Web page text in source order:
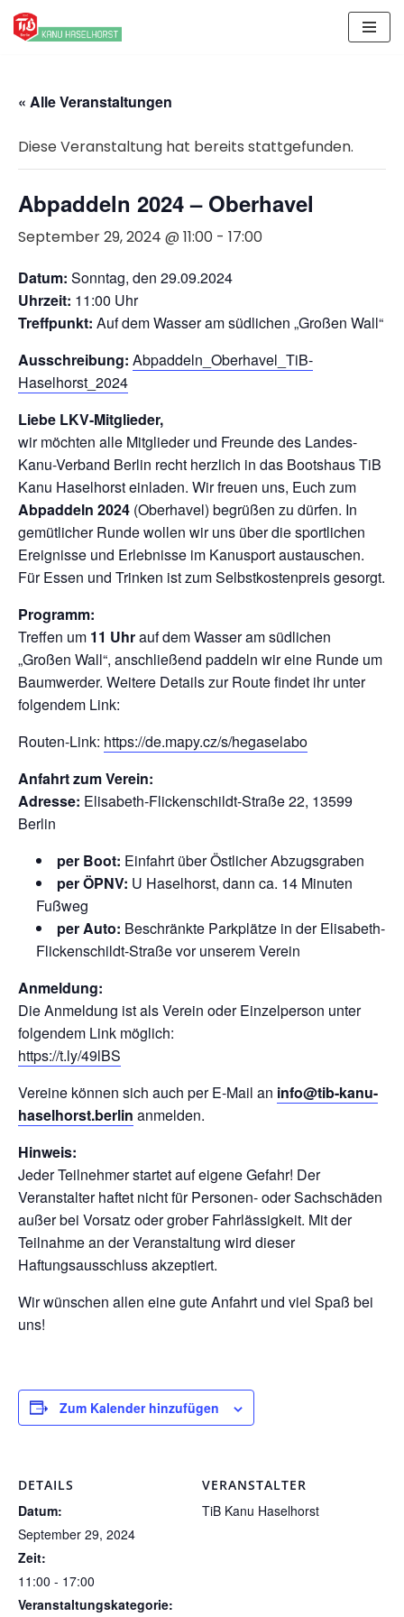
springen
« Alle Veranstaltungen
Diese Veranstaltung hat bereits stattgefunden.
Abpaddeln 2024 – Oberhavel
September 29, 2024 @ 11:00 - 17:00
Datum: Sonntag, den 29.09.2024
Uhrzeit: 11:00 Uhr
Treffpunkt: Auf dem Wasser am südlichen „Großen Wall“
Ausschreibung: Abpaddeln_Oberhavel_TiB-
Haselhorst_2024
Liebe LKV-Mitglieder,
wir möchten alle Mitglieder und Freunde des Landes-
Kanu-Verband Berlin recht herzlich in das Bootshaus TiB
Kanu Haselhorst einladen. Wir freuen uns, Euch zum
Abpaddeln 2024 (Oberhavel) begrüßen zu dürfen. In
gemütlicher Runde wollen wir uns über die sportlichen
Ereignisse und Erlebnisse im Kanusport austauschen.
Für Essen und Trinken ist zum Selbstkostenpreis gesorgt.
Programm:
Treffen um 11 Uhrauf dem Wasser am südlichen
„Großen Wall“, anschließend paddeln wir eine Runde um
Baumwerder. Weitere Details zur Route findet ihr unter
folgendem Link:
Routen-Link: https://de.mapy.cz/s/hegaselabo
Anfahrt zum Verein:
Adresse: Elisabeth-Flickenschildt-Straße 22, 13599
Berlin
per Boot: Einfahrt über Östlicher Abzugsgraben
per ÖPNV: U Haselhorst, dann ca. 14 Minuten
Fußweg
per Auto: Beschränkte Parkplätze in der Elisabeth-
Flickenschildt-Straße vor unserem Verein
Anmeldung:
Die Anmeldung ist als Verein oder Einzelperson unter
folgendem Link möglich:
https://t.ly/49lBS
Vereine können sich auch per E-Mail an info@tib-kanu-
haselhorst.berlin anmelden.
Hinweis:
Jeder Teilnehmer startet auf eigene Gefahr! Der
Veranstalter haftet nicht für Personen- oder Sachschäden
außer bei Vorsatz oder grober Fahrlässigkeit. Mit der
Teilnahme an der Veranstaltung wird dieser
Haftungsausschluss akzeptiert.
Wir wünschen allen eine gute Anfahrt und viel Spaß bei
uns!
Zum Kalender hinzufügen
DETAILS
Datum:
September 29, 2024
Zeit:
11:00 - 17:00
Veranstaltungskategorie:
VERANSTALTER
TiB Kanu Haselhorst